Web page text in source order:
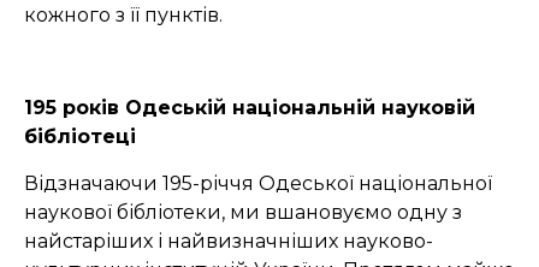
кожного з її пунктів.
195 років Одеській національній науковій
бібліотеці
Відзначаючи 195-річчя Одеської національної
наукової бібліотеки, ми вшановуємо одну з
найстаріших і найвизначніших науково-